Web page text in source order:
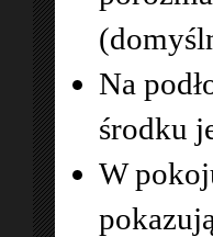
Na
środku
W